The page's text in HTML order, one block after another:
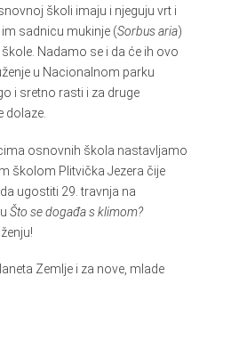
školi imaju i njeguju vrt i
sadnicu mukinje (Sorbus aria)
Nadamo se i da će ih ovo
u Nacionalnom parku
i sretno rasti i za druge
dolaze.
osnovnih škola nastavljamo
školom Plitvička Jezera čije
ugostiti 29. travnja na
Što se događa s klimom?
Zemlje i za nove, mlade